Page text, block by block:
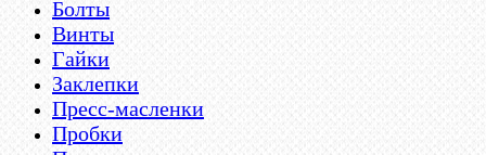
Болты
Винты
Гайки
Заклепки
Пресс-масленки
Пробки